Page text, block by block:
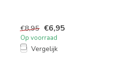
€8,95 €6,95
Op voorraad
Vergelijk